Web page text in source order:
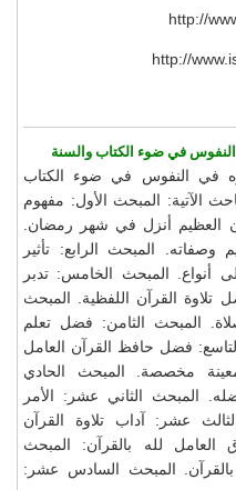
http://
في ضوء الكتاب والسنة
في النفوس في ضوء الكتاب
الآتية: المبحث الأول: مفهوم
العظيم أنزل في شهر رمضان.
وصفاته. المبحث الرابع: تأثير
أنواع. المبحث الخامس: تدبر
القرآن اللفظية. المبحث
المبحث الثامن: فضل تعلم
فضل حافظ القرآن العامل
مخصصة. المبحث الحادي
المبحث الثاني عشر: الأمر
عشر: آداب تلاوة القرآن
العامل لله بالقرآن: المبحث
المبحث السادس عشر: